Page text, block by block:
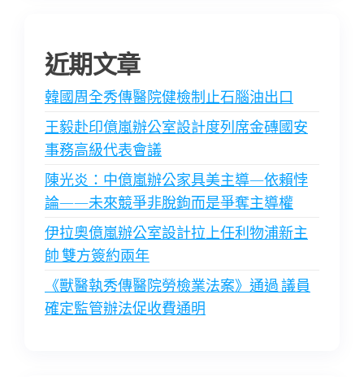
近期文章
韓國周全秀傳醫院健檢制止石腦油出口
王毅赴印億嵐辦公室設計度列席金磚國安
事務高級代表會議
陳光炎：中億嵐辦公家具美主導—依賴悖
論——未來競爭非脫鉤而是爭奪主導權
伊拉奧億嵐辦公室設計拉上任利物浦新主
帥 雙方簽約兩年
《獸醫執秀傳醫院勞檢業法案》通過 議員
確定監管辦法促收費通明